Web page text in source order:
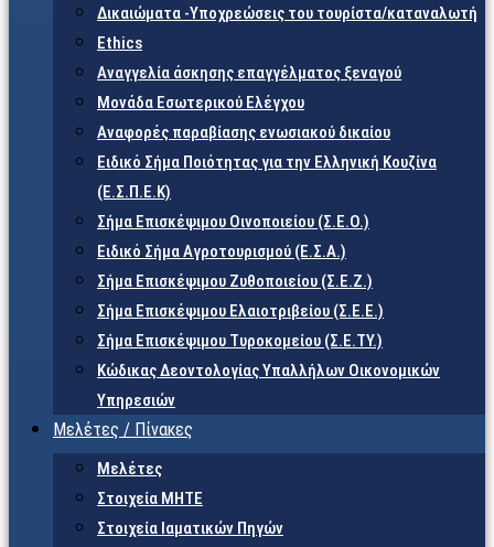
Δικαιώματα -Υποχρεώσεις του τουρίστα/καταναλωτή
Ethics
Αναγγελία άσκησης επαγγέλματος ξεναγού
Μονάδα Εσωτερικού Ελέγχου
Αναφορές παραβίασης ενωσιακού δικαίου
Ειδικό Σήμα Ποιότητας για την Ελληνική Κουζίνα
(Ε.Σ.Π.Ε.Κ)
Σήμα Επισκέψιμου Οινοποιείου (Σ.Ε.Ο.)
Ειδικό Σήμα Αγροτουρισμού (Ε.Σ.Α.)
Σήμα Επισκέψιμου Ζυθοποιείου (Σ.Ε.Ζ.)
Σήμα Επισκέψιμου Ελαιοτριβείου (Σ.Ε.Ε.)
Σήμα Επισκέψιμου Τυροκομείου (Σ.Ε.TY.)
Κώδικας Δεοντολογίας Υπαλλήλων Οικονομικών
Υπηρεσιών
Μελέτες / Πίνακες
Μελέτες
Στοιχεία ΜΗΤΕ
Στοιχεία Ιαματικών Πηγών